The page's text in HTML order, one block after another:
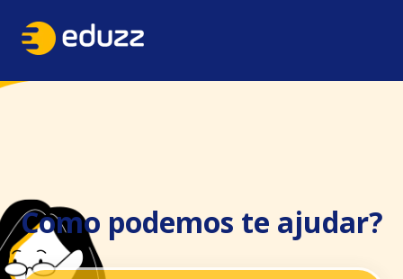
Como podemos te ajudar?